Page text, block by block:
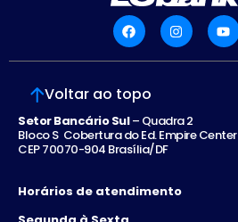
Voltar ao topo
Setor Bancário Sul– Quadra 2
Bloco S Cobertura do Ed. Empire Center
CEP 70070-904 Brasília/DF
Horários de atendimento